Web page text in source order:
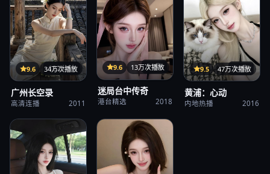
122分钟
9.6 34万次播放
广州长空录
高清连播 2011
31集
9.6 13万次播放
迷局台中传奇
港台精选 2018
24集
9.5 47万次播放
黄浦：心动
内地热播 2016